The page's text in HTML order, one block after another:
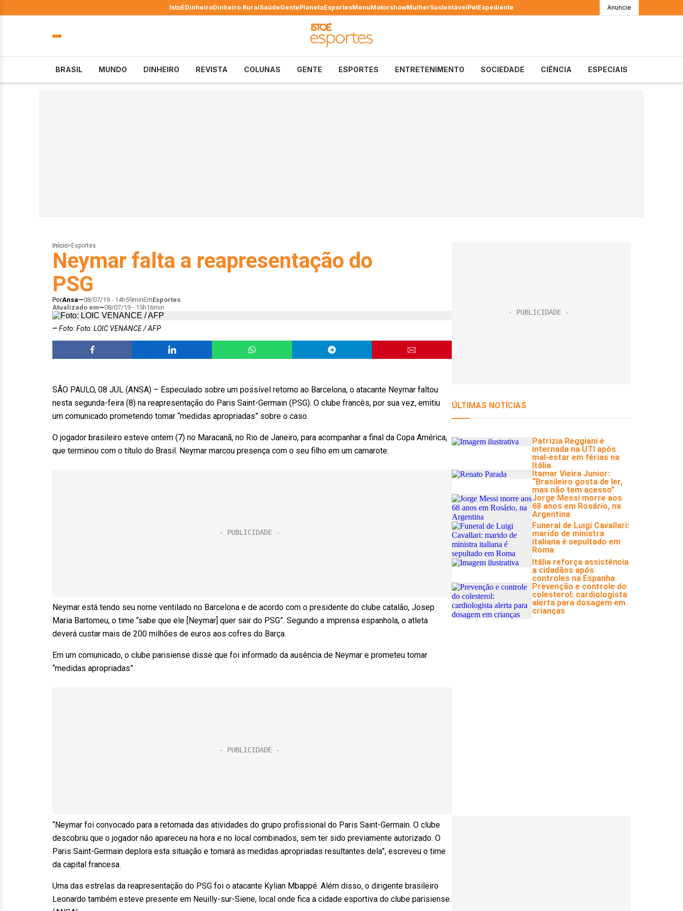
IstoÉDinheiroDinheiro RuralSaúdeGentePlanetaEsportesMenuMotorshowMulherSustentávelPetExpediente Anuncie
BRASIL MUNDO DINHEIRO REVISTA COLUNAS GENTE ESPORTES ENTRETENIMENTO SOCIEDADE CIÊNCIA ESPECIAIS
Início> Esportes
Neymar falta a reapresentação do
PSG
PorAnsa 08/07/19 - 14h59minEmEsportes
Atualizado em
08/07/19 - 15h16min
Foto: Foto: LOIC VENANCE / AFP
SÃO PAULO, 08 JUL (ANSA) – Especulado sobre um possível retorno ao Barcelona, o atacante Neymar faltou
nesta segunda-feira (8) na reapresentação do Paris Saint-Germain (PSG). O clube francês, por sua vez, emitiu
um comunicado prometendo tomar “medidas apropriadas” sobre o caso.
O jogador brasileiro esteve ontem (7) no Maracanã, no Rio de Janeiro, para acompanhar a final da Copa América,
que terminou com o título do Brasil. Neymar marcou presença com o seu filho em um camarote.
Neymar está tendo seu nome ventilado no Barcelona e de acordo com o presidente do clube catalão, Josep
Maria Bartomeu, o time “sabe que ele [Neymar] quer sair do PSG”. Segundo a imprensa espanhola, o atleta
deverá custar mais de 200 milhões de euros aos cofres do Barça.
Em um comunicado, o clube parisiense disse que foi informado da ausência de Neymar e prometeu tomar
“medidas apropriadas”.
“Neymar foi convocado para a retomada das atividades do grupo profissional do Paris Saint-Germain. O clube
descobriu que o jogador não apareceu na hora e no local combinados, sem ter sido previamente autorizado. O
Paris Saint-Germain deplora esta situação e tomará as medidas apropriadas resultantes dela”, escreveu o time
da capital francesa.
Uma das estrelas da reapresentação do PSG foi o atacante Kylian Mbappé. Além disso, o dirigente brasileiro
Leonardo também esteve presente em Neuilly-sur-Siene, local onde fica a cidade esportiva do clube parisiense.